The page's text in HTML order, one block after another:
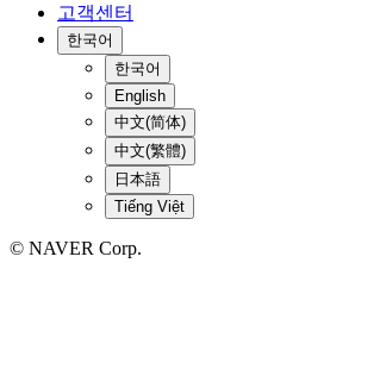
고객센터
한국어
한국어
English
中文(简体)
中文(繁體)
日本語
Tiếng Việt
© NAVER Corp.